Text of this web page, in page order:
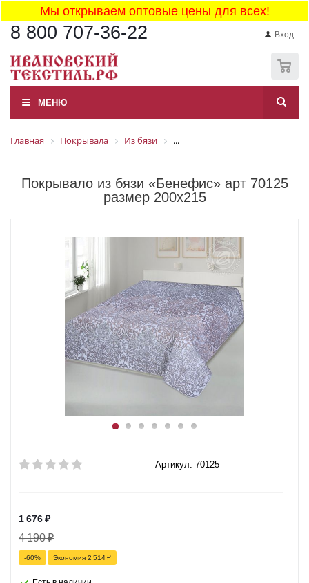
Мы открываем оптовые цены для всех!
8 800 707-36-22 Вход
МЕНЮ
Главная Покрывала Из бязи ...
Покрывало из бязи «Бенефис» арт 70125
размер 200x215
Артикул: 70125
1 676₽
4 190₽
-60% Экономия 2 514₽